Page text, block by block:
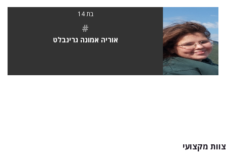
בת 14
#
אוריה אמונה גרינבלט
צוות מקצועי